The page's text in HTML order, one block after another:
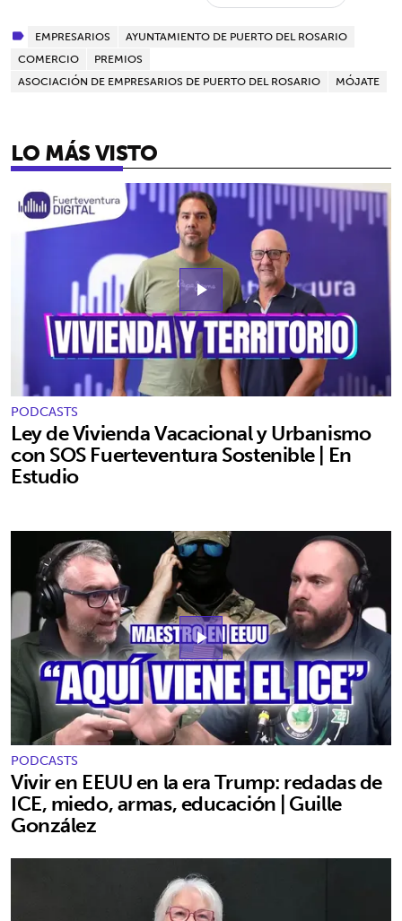
EMPRESARIOS
AYUNTAMIENTO DE PUERTO DEL ROSARIO
COMERCIO
PREMIOS
ASOCIACIÓN DE EMPRESARIOS DE PUERTO DEL ROSARIO
MÓJATE
LO MÁS VISTO
play_arrow
PODCASTS
Ley de Vivienda Vacacional y Urbanismo
con SOS Fuerteventura Sostenible | En
Estudio
play_arrow
PODCASTS
Vivir en EEUU en la era Trump: redadas de
ICE, miedo, armas, educación | Guille
González